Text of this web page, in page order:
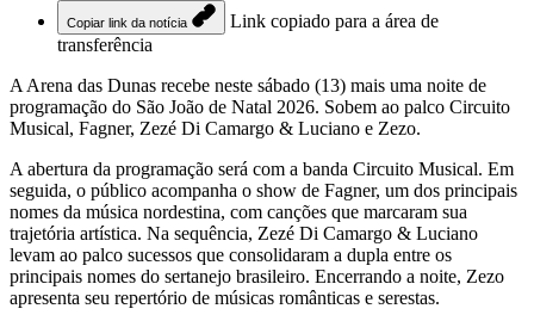
Copiar link da notícia
Link copiado para a área de
transferência
A Arena das Dunas recebe neste sábado (13) mais uma noite de
programação do São João de Natal 2026. Sobem ao palco Circuito
Musical, Fagner, Zezé Di Camargo & Luciano e Zezo.
A abertura da programação será com a banda Circuito Musical. Em
seguida, o público acompanha o show de Fagner, um dos principais
nomes da música nordestina, com canções que marcaram sua
trajetória artística. Na sequência, Zezé Di Camargo & Luciano
levam ao palco sucessos que consolidaram a dupla entre os
principais nomes do sertanejo brasileiro. Encerrando a noite, Zezo
apresenta seu repertório de músicas românticas e serestas.